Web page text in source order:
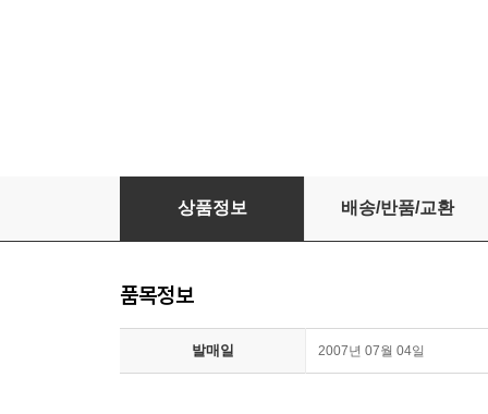
케이티 멜루아 (Katie Melua) -
상품정보 배송/반품/교환
품목정보
발매일 2007년 07월 04일